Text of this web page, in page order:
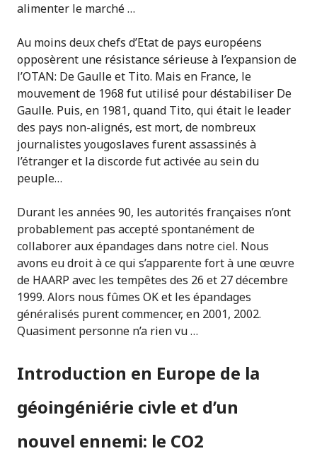
alimenter le marché …
Au moins deux chefs d’Etat de pays européens
opposèrent une résistance sérieuse à l’expansion de
l’OTAN: De Gaulle et Tito. Mais en France, le
mouvement de 1968 fut utilisé pour déstabiliser De
Gaulle. Puis, en 1981, quand Tito, qui était le leader
des pays non-alignés, est mort, de nombreux
journalistes yougoslaves furent assassinés à
l’étranger et la discorde fut activée au sein du
peuple…
Durant les années 90, les autorités françaises n’ont
probablement pas accepté spontanément de
collaborer aux épandages dans notre ciel. Nous
avons eu droit à ce qui s’apparente fort à une œuvre
de HAARP avec les tempêtes des 26 et 27 décembre
1999. Alors nous fûmes OK et les épandages
généralisés purent commencer, en 2001, 2002.
Quasiment personne n’a rien vu …
Introduction en Europe de la
géoingéniérie civle et d’un
nouvel ennemi: le CO2